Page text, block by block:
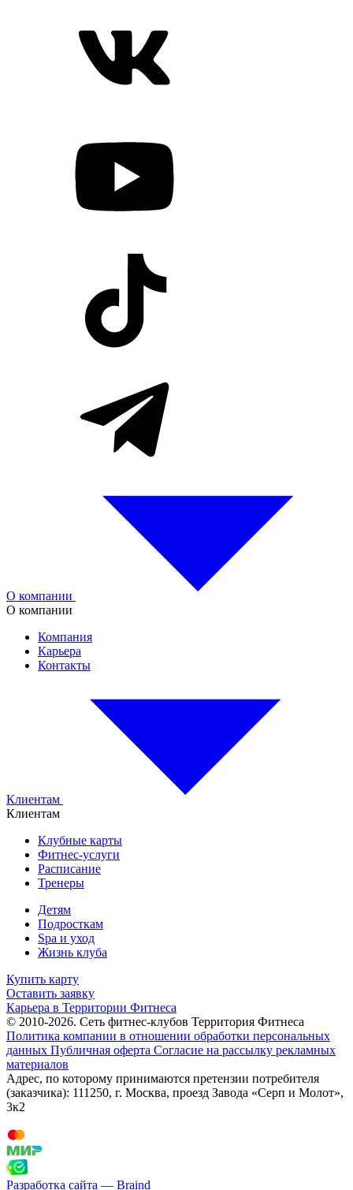
О компании
О компании
Компания
Карьера
Контакты
Клиентам
Клиентам
Клубные карты
Фитнес-услуги
Расписание
Тренеры
Детям
Подросткам
Spa и уход
Жизнь клуба
Купить карту
Оставить заявку
Карьера в Территории Фитнеса
© 2010-2026. Сеть фитнес-клубов Территория Фитнеса
Политика компании в отношении обработки персональных
данных Публичная оферта Согласие на рассылку рекламных
материалов
Адрес, по которому принимаются претензии потребителя
(заказчика): 111250, г. Москва, проезд Завода «Серп и Молот»,
3к2
Разработка сайта — Braind